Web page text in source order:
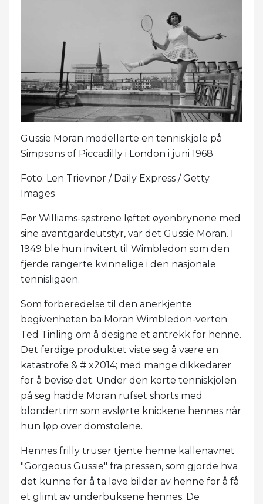
Gussie Moran modellerte en tenniskjole på
Simpsons of Piccadilly i London i juni 1968
Foto: Len Trievnor / Daily Express / Getty
Images
Før Williams-søstrene løftet øyenbrynene med
sine avantgardeutstyr, var det Gussie Moran. I
1949 ble hun invitert til Wimbledon som den
fjerde rangerte kvinnelige i den nasjonale
tennisligaen.
Som forberedelse til den anerkjente
begivenheten ba Moran Wimbledon-verten
Ted Tinling om å designe et antrekk for henne.
Det ferdige produktet viste seg å være en
katastrofe & # x2014; med mange dikkedarer
for å bevise det. Under den korte tenniskjolen
på seg hadde Moran rufset shorts med
blondertrim som avslørte knickene hennes når
hun løp over domstolene.
Hennes frilly truser tjente henne kallenavnet
"Gorgeous Gussie" fra pressen, som gjorde hva
det kunne for å ta lave bilder av henne for å få
et glimt av underbuksene hennes. De